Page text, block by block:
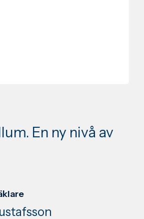
En ny nivå av